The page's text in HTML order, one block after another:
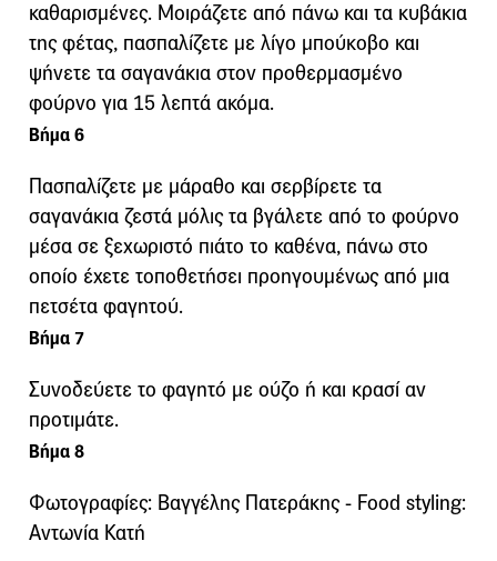
καθαρισμένες. Μοιράζετε από πάνω και τα κυβάκια
της φέτας, πασπαλίζετε με λίγο μπούκοβο και
ψήνετε τα σαγανάκια στον προθερμασμένο
φούρνο για 15 λεπτά ακόμα.
Βήμα 6
Πασπαλίζετε με μάραθο και σερβίρετε τα
σαγανάκια ζεστά μόλις τα βγάλετε από το φούρνο
μέσα σε ξεχωριστό πιάτο το καθένα, πάνω στο
οποίο έχετε τοποθετήσει προηγουμένως από μια
πετσέτα φαγητού.
Βήμα 7
Συνοδεύετε το φαγητό με ούζο ή και κρασί αν
προτιμάτε.
Βήμα 8
Φωτογραφίες: Βαγγέλης Πατεράκης - Food styling:
Αντωνία Κατή